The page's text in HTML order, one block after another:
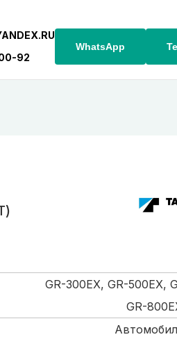
92
WhatsApp
GR-300EX, GR-500EX,
GR-